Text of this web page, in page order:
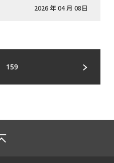
2026 年 04 月 08日
159